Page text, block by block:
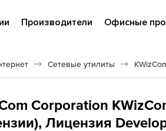
Производители Офисные
Сетевые утилиты
Corporation
Лицензия